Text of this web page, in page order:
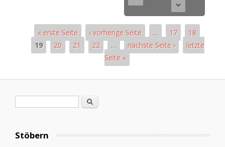
« erste Seite ‹ vorherige Seite … 17
18
19
20 21 22 … nächste Seite ›
letzte
Seite »
Suche
Stöbern